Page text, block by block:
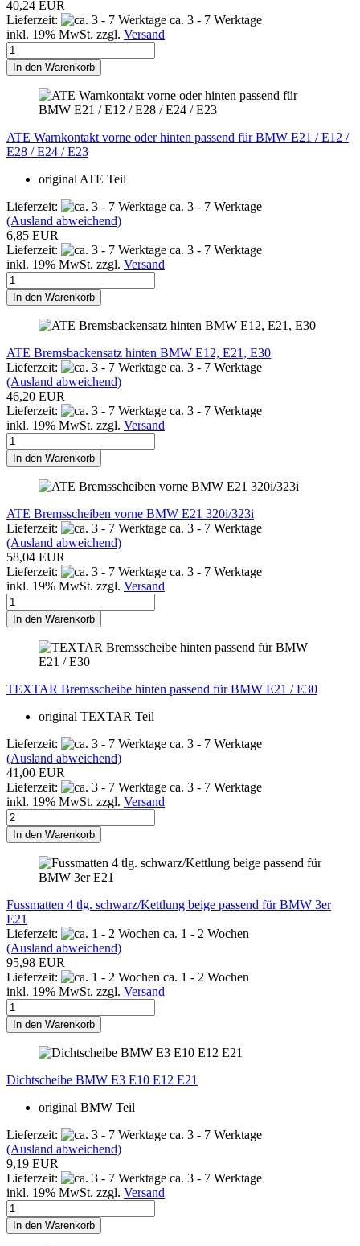
40,24 EUR
Lieferzeit:
ca. 3 - 7 Werktage
inkl. 19% MwSt. zzgl. Versand
In den Warenkorb
ATE Warnkontakt vorne oder hinten passend für BMW E21 / E12 /
E28 / E24 / E23
original ATE Teil
Lieferzeit:
ca. 3 - 7 Werktage
(Ausland abweichend)
6,85 EUR
Lieferzeit:
ca. 3 - 7 Werktage
inkl. 19% MwSt. zzgl. Versand
In den Warenkorb
ATE Bremsbackensatz hinten BMW E12, E21, E30
Lieferzeit:
ca. 3 - 7 Werktage
(Ausland abweichend)
46,20 EUR
Lieferzeit:
ca. 3 - 7 Werktage
inkl. 19% MwSt. zzgl. Versand
In den Warenkorb
ATE Bremsscheiben vorne BMW E21 320i/323i
Lieferzeit:
ca. 3 - 7 Werktage
(Ausland abweichend)
58,04 EUR
Lieferzeit:
ca. 3 - 7 Werktage
inkl. 19% MwSt. zzgl. Versand
In den Warenkorb
TEXTAR Bremsscheibe hinten passend für BMW E21 / E30
original TEXTAR Teil
Lieferzeit:
ca. 3 - 7 Werktage
(Ausland abweichend)
41,00 EUR
Lieferzeit:
ca. 3 - 7 Werktage
inkl. 19% MwSt. zzgl. Versand
In den Warenkorb
Fussmatten 4 tlg. schwarz/Kettlung beige passend für BMW 3er
E21
Lieferzeit:
ca. 1 - 2 Wochen
(Ausland abweichend)
95,98 EUR
Lieferzeit:
ca. 1 - 2 Wochen
inkl. 19% MwSt. zzgl. Versand
In den Warenkorb
Dichtscheibe BMW E3 E10 E12 E21
original BMW Teil
Lieferzeit:
ca. 3 - 7 Werktage
(Ausland abweichend)
9,19 EUR
Lieferzeit:
ca. 3 - 7 Werktage
inkl. 19% MwSt. zzgl. Versand
In den Warenkorb